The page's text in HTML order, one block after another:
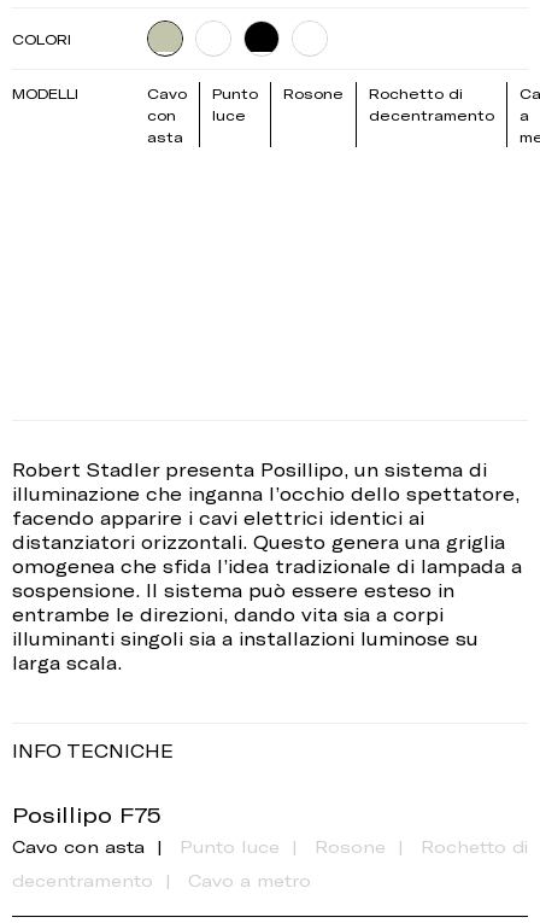
COLORI
MODELLI
Cavo
con
asta
Punto
luce
Rosone
Rochetto di
decentramento
a
Robert Stadler presenta Posillipo, un sistema di
illuminazione che inganna l’occhio dello spettatore,
facendo apparire i cavi elettrici identici ai
distanziatori orizzontali. Questo genera una griglia
omogenea che sfida l’idea tradizionale di lampada a
sospensione. Il sistema può essere esteso in
entrambe le direzioni, dando vita sia a corpi
illuminanti singoli sia a installazioni luminose su
larga scala.
INFO TECNICHE
Posillipo F75
Cavo con asta Punto luce Rosone
Rochetto di
decentramento
Cavo a metro